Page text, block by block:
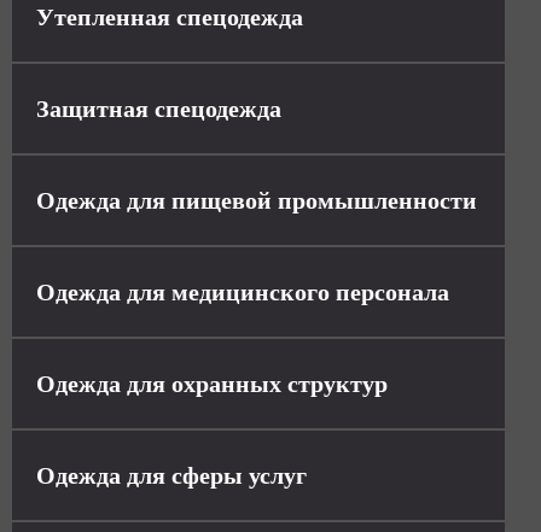
Утепленная спецодежда
Защитная спецодежда
Одежда для пищевой промышленности
Одежда для медицинского персонала
Одежда для охранных структур
Одежда для сферы услуг